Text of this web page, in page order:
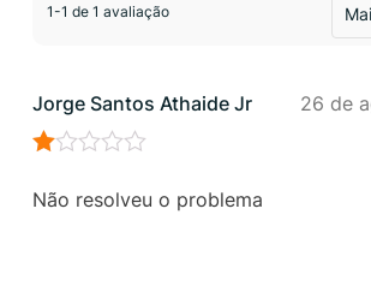
1-1 de 1 avaliação
Jorge Santos Athaide Jr 26 de
1
Não resolveu o problema